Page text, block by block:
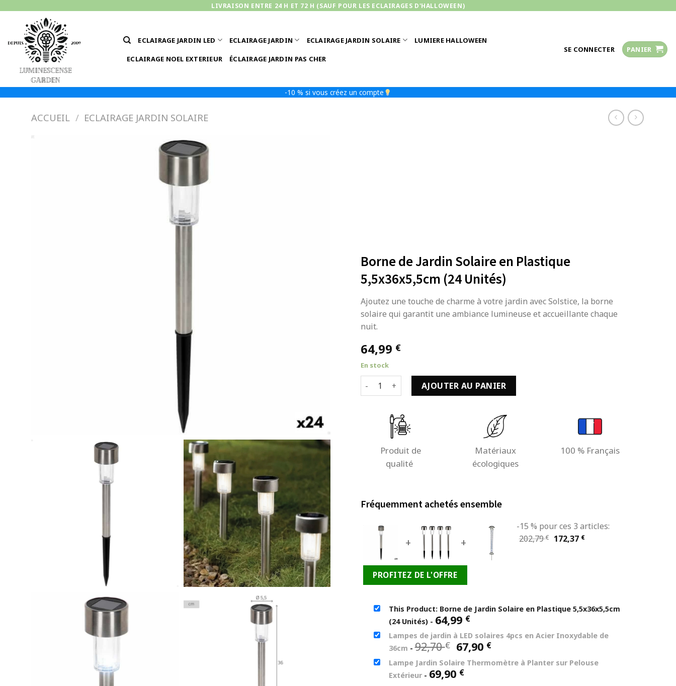
contenu
LIVRAISON ENTRE 24 H ET 72 H (SAUF POUR LES ECLAIRAGES D'HALLOWEEN)
ECLAIRAGE JARDIN LED ECLAIRAGE JARDIN ECLAIRAGE JARDIN SOLAIRE LUMIERE HALLOWEEN
ECLAIRAGE NOEL EXTERIEUR ÉCLAIRAGE JARDIN PAS CHER
SE CONNECTER PANIER
-10 % si vous créez un compte
ACCUEIL / ECLAIRAGE JARDIN SOLAIRE
Borne de Jardin Solaire en Plastique
5,5x36x5,5cm (24 Unités)
Ajoutez une touche de charme à votre jardin avec Solstice, la borne
solaire qui garantit une ambiance lumineuse et accueillante chaque
nuit.
64,99 €
En stock
quantité de Borne de Jardin Solaire en Plastique 5,5x36x5,5cm (24 Unités)
AJOUTER AU PANIER
Produit de
qualité
Matériaux
écologiques
100 % Français
Fréquemment achetés ensemble
+ +
-15 % pour ces 3 articles:
202,79€
Le
172,37 €Le
PROFITEZ DE L'OFFRE
This Product: Borne de Jardin Solaire en Plastique 5,5x36x5,5cm
(24 Unités) - 64,99 €
Lampes de jardin à LED solaires 4pcs en Acier Inoxydable de
36cm -92,70€ Le
prix
initial
était :
67,90 €Le
prix
actuel
Lampe Jardin Solaire Thermomètre à Planter sur Pelouse
Extérieur - 69,90 €